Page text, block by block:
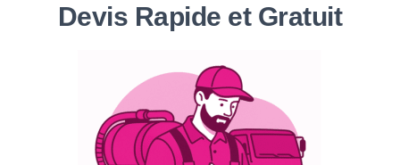
Devis Rapide et Gratuit